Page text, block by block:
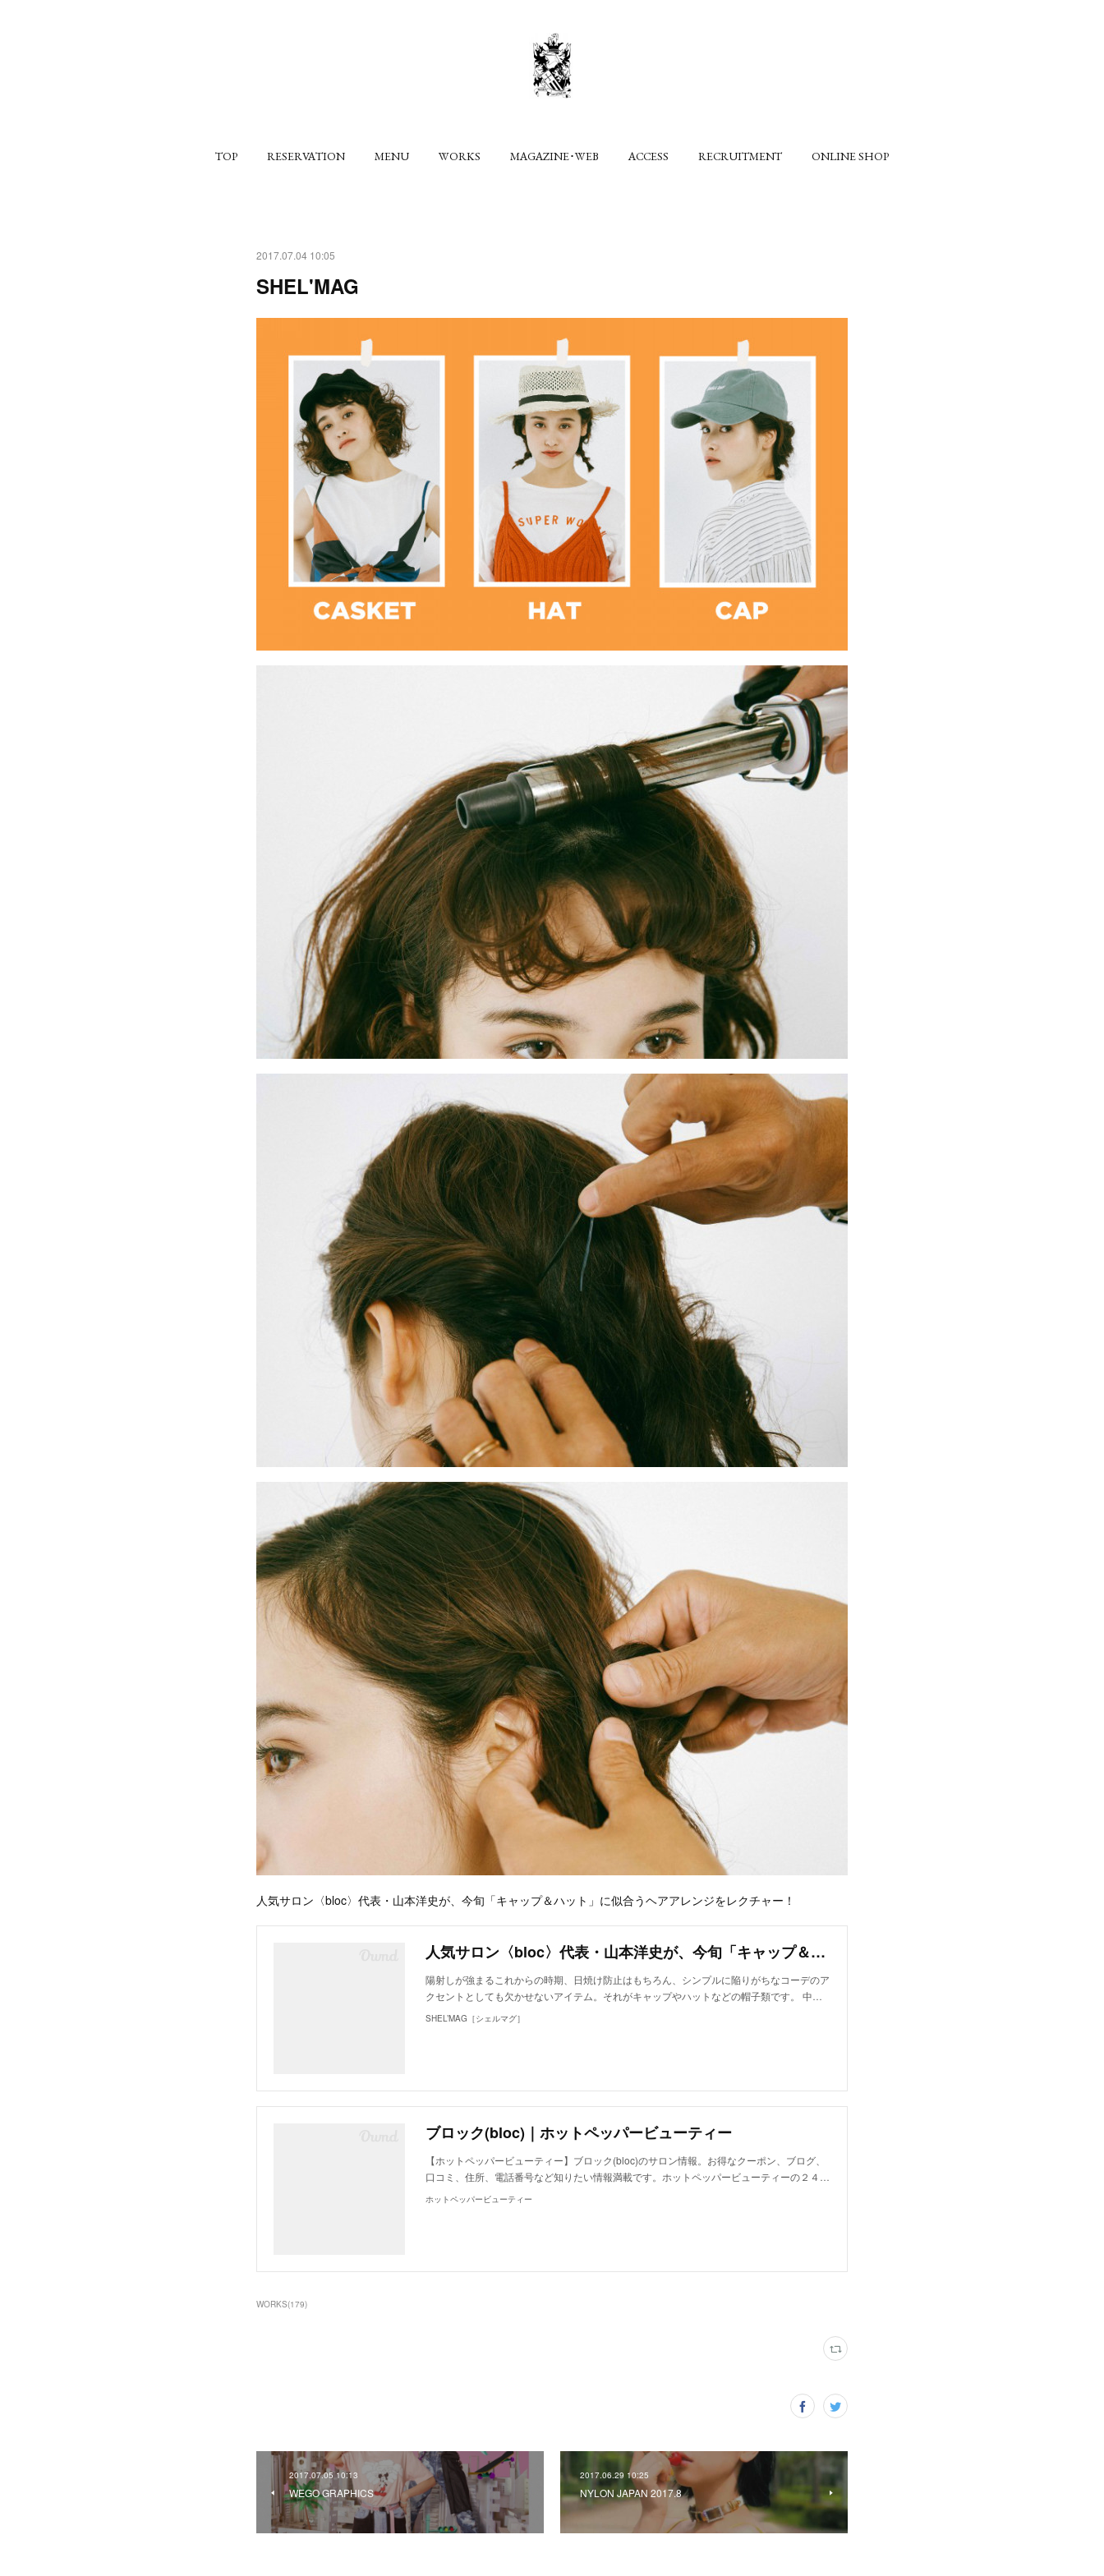
TOP RESERVATION MENU WORKS MAGAZINE･WEB ACCESS RECRUITMENT ONLINE SHOP
2017.07.04 10:05
SHEL'MAG
人気サロン〈bloc〉代表・山本洋史が、今旬「キャップ＆ハット」に似合うヘアアレンジをレクチャー！
人気サロン〈bloc〉代表・山本洋史が、今旬「キャップ＆ハット」に似合うヘアアレンジをレクチャー！ | SHEL’MAG［シェルマグ］
陽射しが強まるこれからの時期、日焼け防止はもちろん、シンプルに陥りがちなコーデのア
クセントとしても欠かせないアイテム。それがキャップやハットなどの帽子類です。 中…
SHEL’MAG［シェルマグ］
ブロック(bloc)｜ホットペッパービューティー
【ホットペッパービューティー】ブロック(bloc)のサロン情報。お得なクーポン、ブログ、
口コミ、住所、電話番号など知りたい情報満載です。ホットペッパービューティーの２４…
ホットペッパービューティー
WORKS(179)
2017.07.05 10:13
WEGO GRAPHICS
2017.06.29 10:25
NYLON JAPAN 2017.8